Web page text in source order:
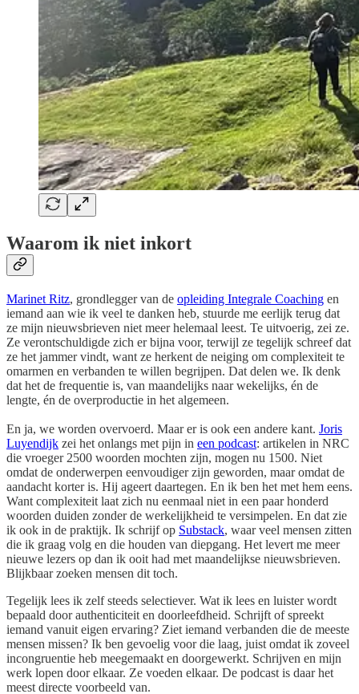
Waarom ik niet inkort
Marinet Ritz, grondlegger van de opleiding Integrale Coaching en
iemand aan wie ik veel te danken heb, stuurde me eerlijk terug dat
ze mijn nieuwsbrieven niet meer helemaal leest. Te uitvoerig, zei ze.
Ze verontschuldigde zich er bijna voor, terwijl ze tegelijk schreef dat
ze het jammer vindt, want ze herkent de neiging om complexiteit te
omarmen en verbanden te willen begrijpen. Dat delen we. Ik denk
dat het de frequentie is, van maandelijks naar wekelijks, én de
lengte, én de overproductie in het algemeen.
En ja, we worden overvoerd. Maar er is ook een andere kant. Joris
Luyendijk zei het onlangs met pijn in een podcast: artikelen in NRC
die vroeger 2500 woorden mochten zijn, mogen nu 1500. Niet
omdat de onderwerpen eenvoudiger zijn geworden, maar omdat de
aandacht korter is. Hij ageert daartegen. En ik ben het met hem eens.
Want complexiteit laat zich nu eenmaal niet in een paar honderd
woorden duiden zonder de werkelijkheid te versimpelen. En dat zie
ik ook in de praktijk. Ik schrijf op Substack, waar veel mensen zitten
die ik graag volg en die houden van diepgang. Het levert me meer
nieuwe lezers op dan ik ooit had met maandelijkse nieuwsbrieven.
Blijkbaar zoeken mensen dit toch.
Tegelijk lees ik zelf steeds selectiever. Wat ik lees en luister wordt
bepaald door authenticiteit en doorleefdheid. Schrijft of spreekt
iemand vanuit eigen ervaring? Ziet iemand verbanden die de meeste
mensen missen? Ik ben gevoelig voor die laag, juist omdat ik zoveel
incongruentie heb meegemaakt en doorgewerkt. Schrijven en mijn
werk lopen door elkaar. Ze voeden elkaar. De podcast is daar het
meest directe voorbeeld van.